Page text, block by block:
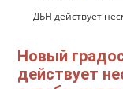
ДБН действует
Новый
действует